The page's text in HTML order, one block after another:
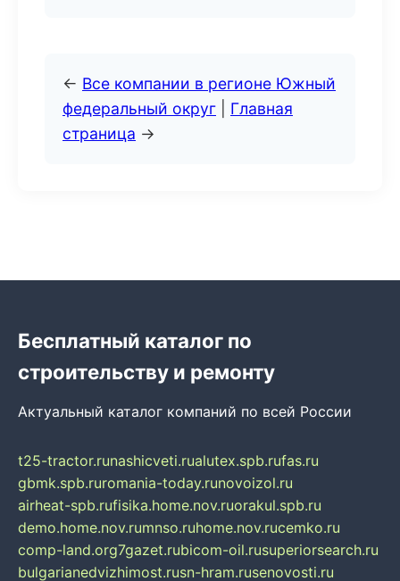
← Все компании в регионе Южный
федеральный округ
Главная
страница →
Бесплатный каталог по
строительству и ремонту
Актуальный каталог компаний по всей России
t25-tractor.runashicveti.rualutex.spb.rufas.ru
gbmk.spb.ruromania-today.runovoizol.ru
airheat-spb.rufisika.home.nov.ruorakul.spb.ru
demo.home.nov.rumnso.ruhome.nov.rucemko.ru
comp-land.org7gazet.rubicom-oil.rusuperiorsearch.ru
bulgarianedvizhimost.rusn-hram.rusenovosti.ru